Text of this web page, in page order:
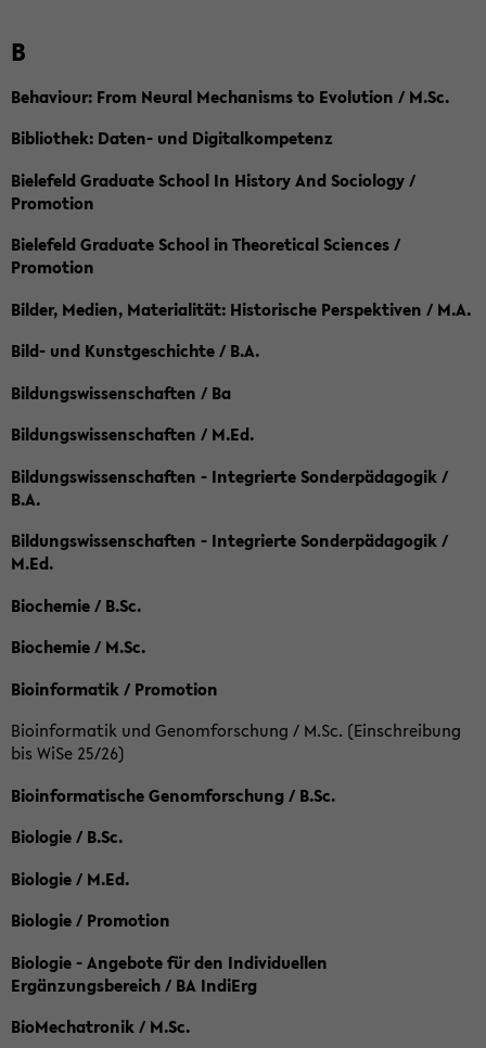
B
Behaviour: From Neural Mechanisms to Evolution / M.Sc.
Bibliothek: Daten- und Digitalkompetenz
Bielefeld Graduate School In History And Sociology /
Promotion
Bielefeld Graduate School in Theoretical Sciences /
Promotion
Bilder, Medien, Materialität: Historische Perspektiven / M.A.
Bild- und Kunstgeschichte / B.A.
Bildungswissenschaften / Ba
Bildungswissenschaften / M.Ed.
Bildungswissenschaften - Integrierte Sonderpädagogik /
B.A.
Bildungswissenschaften - Integrierte Sonderpädagogik /
M.Ed.
Biochemie / B.Sc.
Biochemie / M.Sc.
Bioinformatik / Promotion
Bioinformatik und Genomforschung / M.Sc. (Einschreibung
bis WiSe 25/26)
Bioinformatische Genomforschung / B.Sc.
Biologie / B.Sc.
Biologie / M.Ed.
Biologie / Promotion
Biologie - Angebote für den Individuellen
Ergänzungsbereich / BA IndiErg
BioMechatronik / M.Sc.